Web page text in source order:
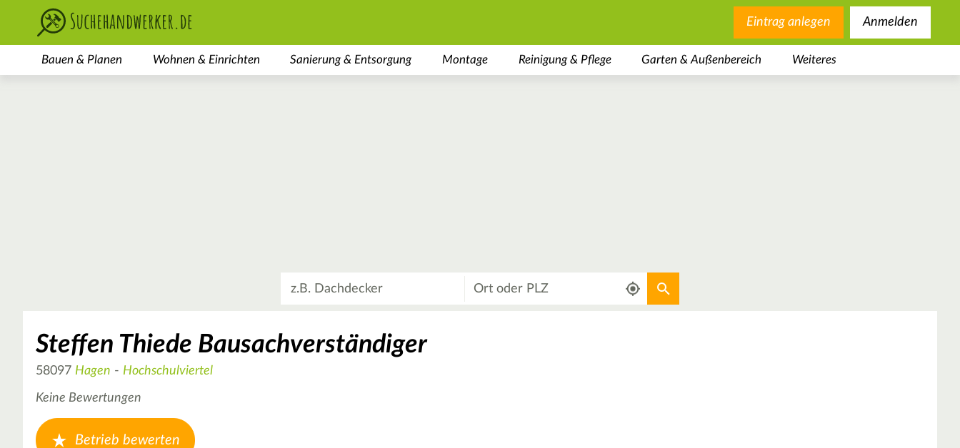
Eintrag anlegen Anmelden
Bauen & Planen Wohnen & Einrichten Sanierung & Entsorgung Montage Reinigung & Pflege Garten & Außenbereich Weiteres
Aktuellen Standort verwenden
Steffen Thiede Bausachverständiger
58097 Hagen - Hochschulviertel
Keine Bewertungen
Betrieb bewerten